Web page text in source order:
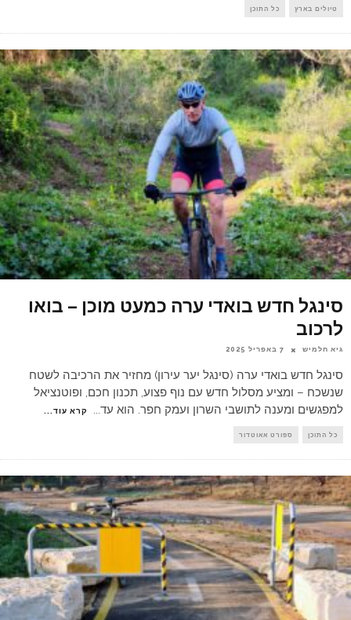
טיולים בארץ כל התוכן
סינגל חדש בואדי ערה כמעט מוכן – בואו
לרכוב
גיא חלמיש 7 באפריל 2025
סינגל חדש בואדי ערה (סינגל יער עירון) מחזיר את הרכיבה לשטח
שנשכח – ומציע מסלול חדש עם נוף פצוע, תכנון חכם, ופוטנציאל
למפגשים ומענה לתושבי השרון ועמק חפר. הוא עד... קרא עוד...
כל התוכן ספורט אאוטדור